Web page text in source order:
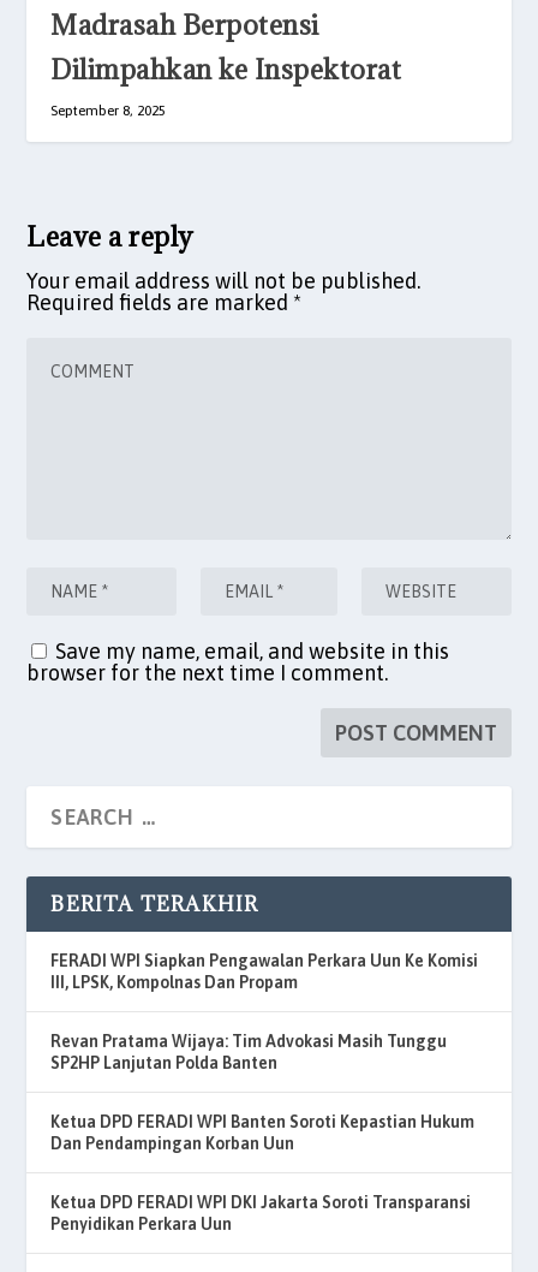
Madrasah Berpotensi
Dilimpahkan ke Inspektorat
September 8, 2025
Leave a reply
Your email address will not be published.
Required fields are marked *
Save my name, email, and website in this
browser for the next time I comment.
BERITA TERAKHIR
FERADI WPI Siapkan Pengawalan Perkara Uun Ke Komisi
III, LPSK, Kompolnas Dan Propam
Revan Pratama Wijaya: Tim Advokasi Masih Tunggu
SP2HP Lanjutan Polda Banten
Ketua DPD FERADI WPI Banten Soroti Kepastian Hukum
Dan Pendampingan Korban Uun
Ketua DPD FERADI WPI DKI Jakarta Soroti Transparansi
Penyidikan Perkara Uun